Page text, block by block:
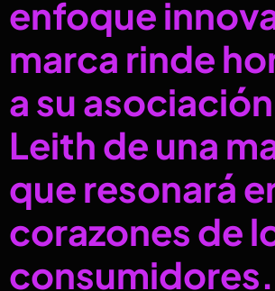
enfoque
marca rinde
a su
Leith de una
que resonará
corazones de